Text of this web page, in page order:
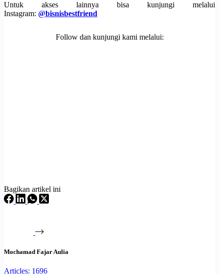
Untuk akses lainnya bisa kunjungi melalui
Instagram: @bisnisbestfriend
Follow dan kunjungi kami melalui:
Bagikan artikel ini
Mochamad Fajar Aulia
Articles: 1696